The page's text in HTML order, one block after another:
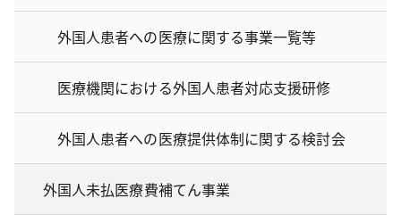
外国人患者への医療に関する事業一覧等
医療機関における外国人患者対応支援研修
外国人患者への医療提供体制に関する検討会
外国人未払医療費補てん事業